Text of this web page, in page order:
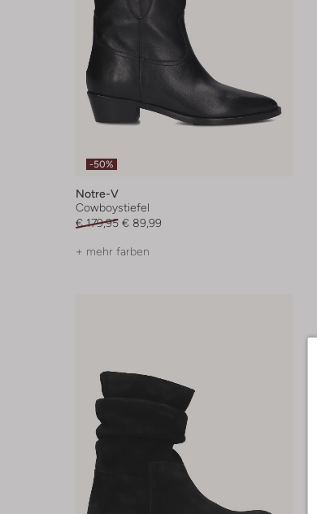
-50%
Notre-V
Cowboystiefel
€ 179,95 € 89,99
+ mehr farben